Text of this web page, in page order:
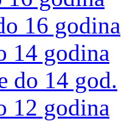
16 godina
14 godina
do 14 god.
12 godina